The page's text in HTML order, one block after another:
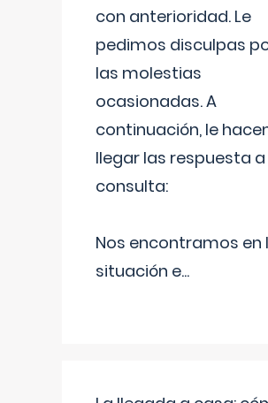
con anterioridad. Le
pedimos disculpas
las molestias
ocasionadas. A
continuación, le
llegar las respuesta a
consulta:
Nos encontramos en
situación e...